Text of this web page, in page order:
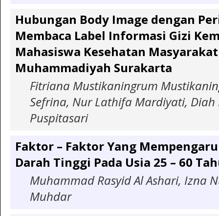
Hubungan Body Image dengan
Membaca Label Informasi Gizi
Mahasiswa Kesehatan
Muhammadiyah Surakarta
Fitriana Mustikaningrum
Sefrina, Nur Lathifa Mardiyati,
Puspitasari
Faktor – Faktor Yang
Darah Tinggi Pada Usia 25 – 60
Muhammad Rasyid Al Ashari, Izna
Muhdar